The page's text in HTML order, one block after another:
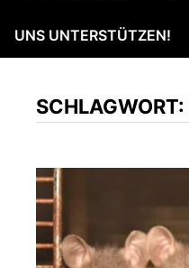
UNS UNTERSTÜTZEN!
SCHLAGWORT: